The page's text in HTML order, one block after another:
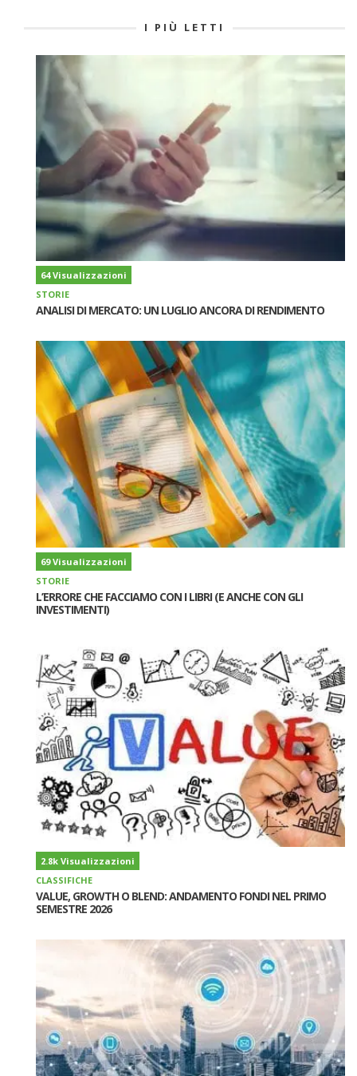
I PIÙ LETTI
64 Visualizzazioni
STORIE
ANALISI DI MERCATO: UN LUGLIO ANCORA DI RENDIMENTO
69 Visualizzazioni
STORIE
L’ERRORE CHE FACCIAMO CON I LIBRI (E ANCHE CON GLI
INVESTIMENTI)
2.8k Visualizzazioni
CLASSIFICHE
VALUE, GROWTH O BLEND: ANDAMENTO FONDI NEL PRIMO
SEMESTRE 2026